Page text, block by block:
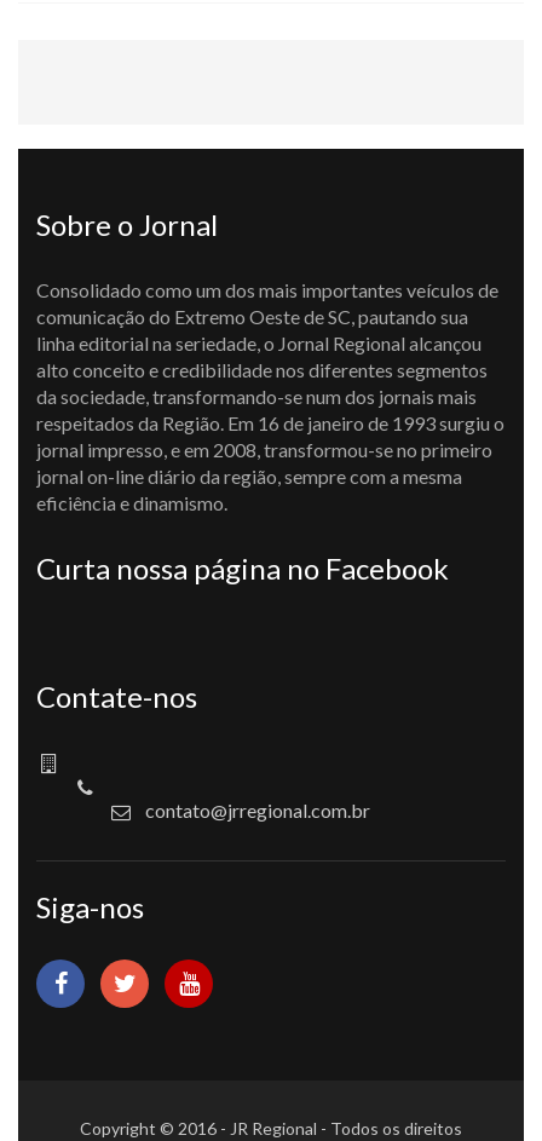
Sobre o Jornal
Consolidado como um dos mais importantes veículos de
comunicação do Extremo Oeste de SC, pautando sua
linha editorial na seriedade, o Jornal Regional alcançou
alto conceito e credibilidade nos diferentes segmentos
da sociedade, transformando-se num dos jornais mais
respeitados da Região. Em 16 de janeiro de 1993 surgiu o
jornal impresso, e em 2008, transformou-se no primeiro
jornal on-line diário da região, sempre com a mesma
eficiência e dinamismo.
Curta nossa página no Facebook
Contate-nos
contato@jrregional.com.br
Siga-nos
Copyright © 2016 - JR Regional - Todos os direitos